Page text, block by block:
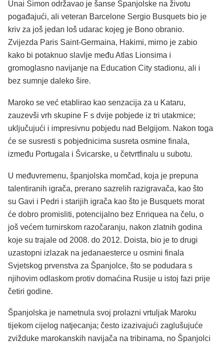
Unai Simon održavao je šanse Španjolske na životu
pogađajući, ali veteran Barcelone Sergio Busquets bio je
kriv za još jedan loš udarac kojeg je Bono obranio.
Zvijezda Paris Saint-Germaina, Hakimi, mirno je zabio
kako bi potaknuo slavlje među Atlas Lionsima i
gromoglasno navijanje na Education City stadionu, ali i
bez sumnje daleko šire.
Maroko se već etablirao kao senzacija za u Kataru,
zauzevši vrh skupine F s dvije pobjede iz tri utakmice;
uključujući i impresivnu pobjedu nad Belgijom. Nakon toga
će se susresti s pobjednicima susreta osmine finala,
između Portugala i Švicarske, u četvrtfinalu u subotu.
U međuvremenu, španjolska momčad, koja je prepuna
talentiranih igrača, prerano sazrelih razigravača, kao što
su Gavi i Pedri i starijih igrača kao što je Busquets morat
će dobro promisliti, potencijalno bez Enriquea na čelu, o
još većem turnirskom razočaranju, nakon zlatnih godina
koje su trajale od 2008. do 2012. Doista, bio je to drugi
uzastopni izlazak na jedanaesterce u osmini finala
Svjetskog prvenstva za Španjolce, što se podudara s
njihovim odlaskom protiv domaćina Rusije u istoj fazi prije
četiri godine.
Španjolska je nametnula svoj prolazni vrtuljak Maroku
tijekom cijelog natjecanja; često izazivajući zaglušujuće
zvižduke marokanskih navijača na tribinama, no Španjolci